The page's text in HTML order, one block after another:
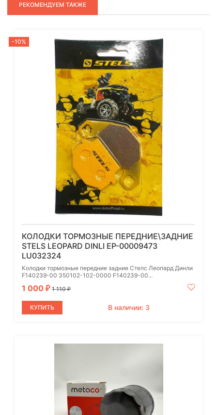
РЕКОМЕНДУЕМ ТАКЖЕ
-10%
КОЛОДКИ ТОРМОЗНЫЕ ПЕРЕДНИЕ\ЗАДНИЕ
STELS LEOPARD DINLI EP-00009473
LU032324
Колодки тормозные передние задние Стелс Леопард Динли
F140239-00 350102-102-0000 F140239-00...
1 000 ₽ 1 110₽
КУПИТЬ В наличии: 3